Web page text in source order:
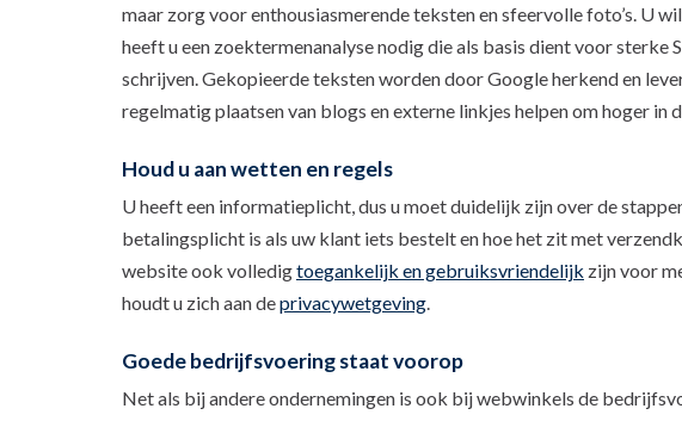
maar zorg voor enthousiasmerende teksten en sfeervolle foto’s. U
heeft u een zoektermenanalyse nodig die als basis dient voor sterke
schrijven. Gekopieerde teksten worden door Google herkend en
regelmatig plaatsen van blogs en externe linkjes helpen om hoger in
Houd u aan wetten en regels
U heeft een informatieplicht, dus u moet duidelijk zijn over de
betalingsplicht is als uw klant iets bestelt en hoe het zit met
website ook volledigtoegankelijk en gebruiksvriendelijk zijn voor
houdt u zich aan deprivacywetgeving
Goede bedrijfsvoering staat voorop
Net als bij andere ondernemingen is ook bij webwinkels de